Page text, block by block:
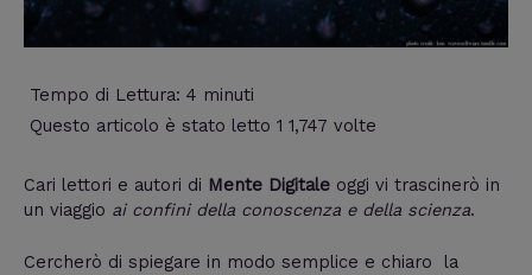
Tempo di Lettura: 4 minuti
Questo articolo è stato letto 1 1,747 volte
Cari lettori e autori di Mente Digitale oggi vi trascinerò in
un viaggio ai confini della conoscenza e della scienza.
Cercherò di spiegare in modo semplice e chiaro la